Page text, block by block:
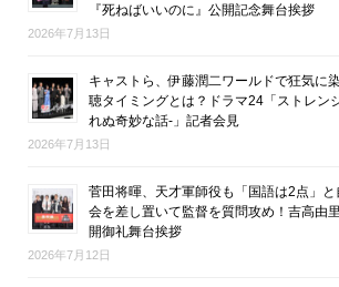
『死ねばいいのに』公開記念舞台挨拶
2026年7月13日
キャストら、伊藤潤二ワールドで狂気に
聴タイミングとは？ドラマ24「ストレン
れぬ奇妙な話-」記者会見
2026年7月13日
菅田将暉、天才軍師役も「国語は2点」
会を差し置いて監督を質問攻め！吉高由
開御礼舞台挨拶
2026年7月12日